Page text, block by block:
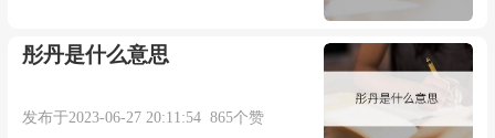
彤丹是什么意思
发布于2023-06-27 20:11:54 865个赞